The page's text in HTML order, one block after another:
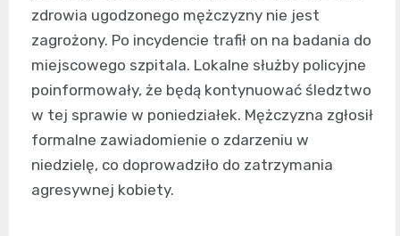
zdrowia ugodzonego mężczyzny nie jest
zagrożony. Po incydencie trafił on na badania do
miejscowego szpitala. Lokalne służby policyjne
poinformowały, że będą kontynuować śledztwo
w tej sprawie w poniedziałek. Mężczyzna zgłosił
formalne zawiadomienie o zdarzeniu w
niedzielę, co doprowadziło do zatrzymania
agresywnej kobiety.